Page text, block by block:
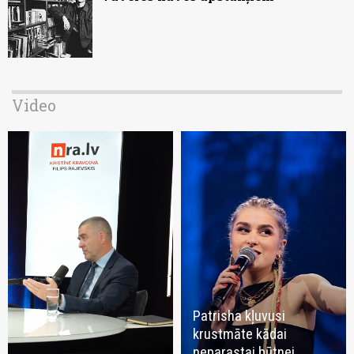
Video
Patrisha kļuvusi
krustmāte kādai